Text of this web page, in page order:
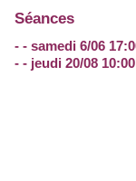
Séances
- - samedi 6/06 17:00 - - mardi 7/07 10:00 - - jeudi 30/07 10:00
- - jeudi 20/08 10:00